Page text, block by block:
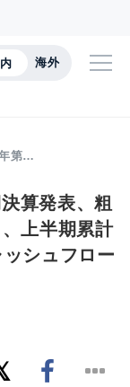
海外
第…
算発表、粗
上半期累計
シュフロー